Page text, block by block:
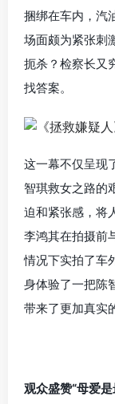
捆绑在车内，汽
场面颇为紧张刺
扼杀？检察长又
找答案。
这一幕不仅呈现
智琪救女之路的
迫和紧张感，将
李鸿其在拍摄前
情况下实拍了车
身体验了一把陈
带来了更加真实
观众盛赞“母爱